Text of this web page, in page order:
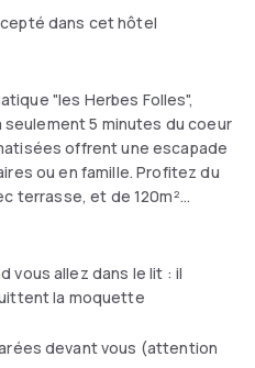
dans cet hôtel
"les Herbes Folles",
5 minutes du coeur
offrent une escapade
ou en famille. Profitez du
terrasse, et de 120m²
et Restaurant à
vous allez dans le lit : il
la moquette
devant vous (attention